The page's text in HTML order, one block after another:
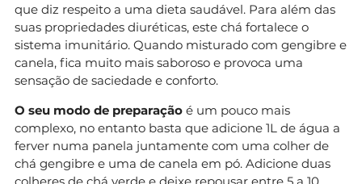
que diz respeito a uma dieta saudável. Para além das
suas propriedades diuréticas, este chá fortalece o
sistema imunitário. Quando misturado com gengibre e
canela, fica muito mais saboroso e provoca uma
sensação de saciedade e conforto.
O seu modo de preparação é um pouco mais
complexo, no entanto basta que adicione 1L de água a
ferver numa panela juntamente com uma colher de
chá gengibre e uma de canela em pó. Adicione duas
colheres de chá verde e deixe repousar entre 5 a 10